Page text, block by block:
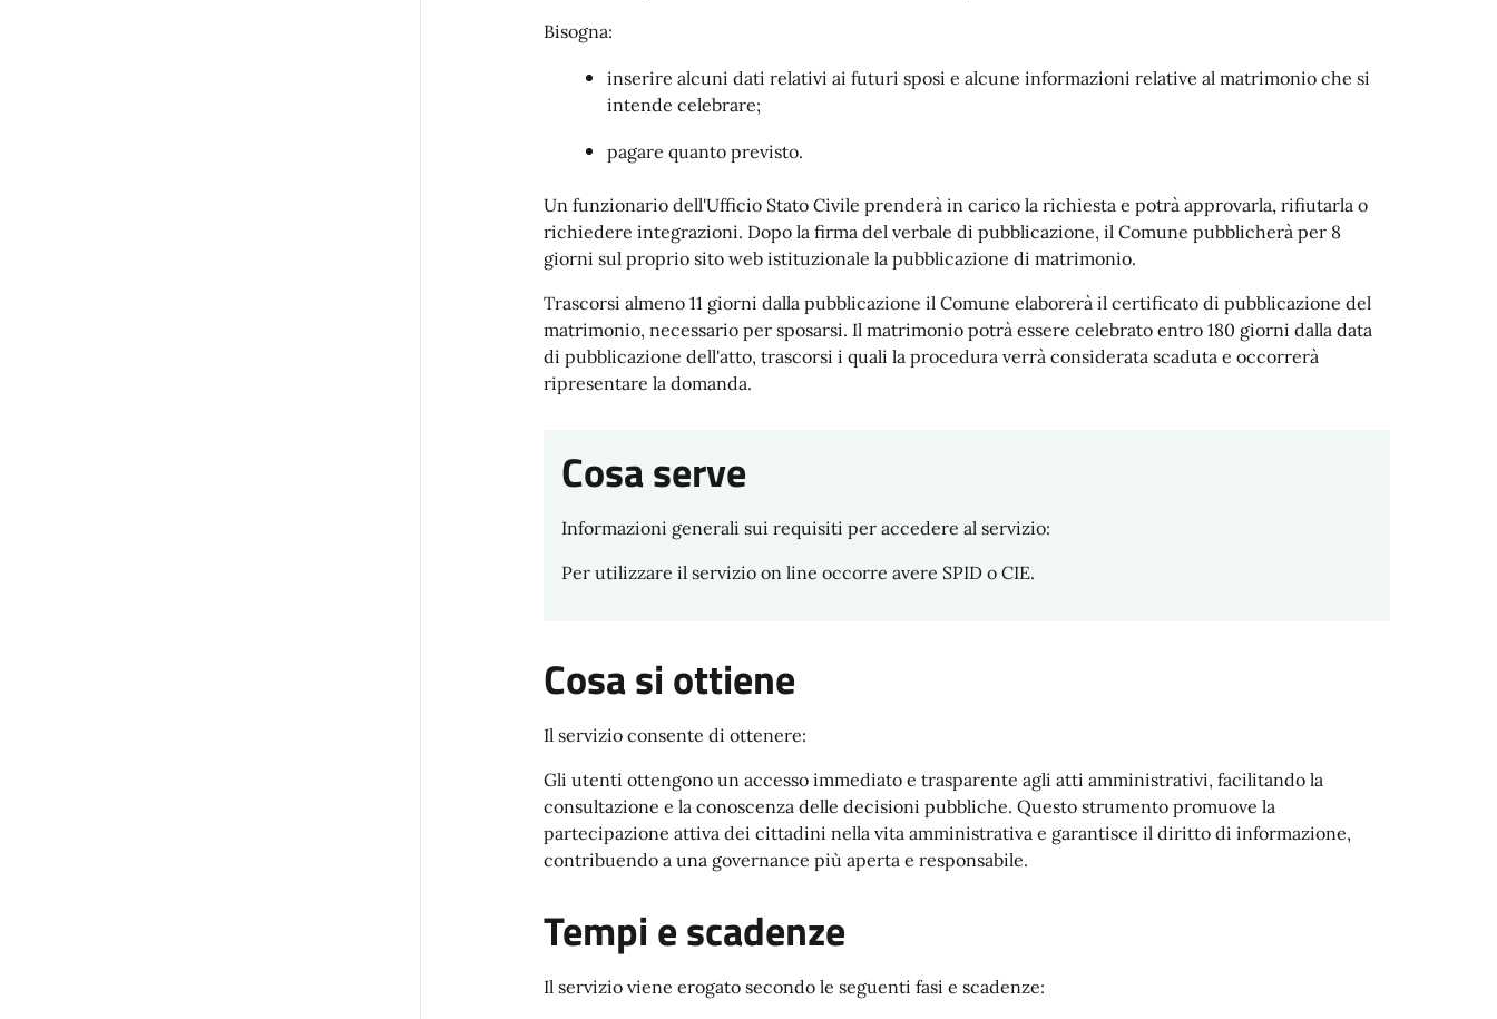
Bisogna:
inserire alcuni dati relativi ai futuri sposi e alcune informazioni relative al matrimonio che si
intende celebrare;
pagare quanto previsto.
Un funzionario dell'Ufficio Stato Civile prenderà in carico la richiesta e potrà approvarla, rifiutarla o
richiedere integrazioni. Dopo la firma del verbale di pubblicazione, il Comune pubblicherà per 8
giorni sul proprio sito web istituzionale la pubblicazione di matrimonio.
Trascorsi almeno 11 giorni dalla pubblicazione il Comune elaborerà il certificato di pubblicazione del
matrimonio, necessario per sposarsi. Il matrimonio potrà essere celebrato entro 180 giorni dalla data
di pubblicazione dell'atto, trascorsi i quali la procedura verrà considerata scaduta e occorrerà
ripresentare la domanda.
Cosa serve
Informazioni generali sui requisiti per accedere al servizio:
Per utilizzare il servizio on line occorre avere SPID o CIE.
Cosa si ottiene
Il servizio consente di ottenere:
Gli utenti ottengono un accesso immediato e trasparente agli atti amministrativi, facilitando la
consultazione e la conoscenza delle decisioni pubbliche. Questo strumento promuove la
partecipazione attiva dei cittadini nella vita amministrativa e garantisce il diritto di informazione,
contribuendo a una governance più aperta e responsabile.
Tempi e scadenze
Il servizio viene erogato secondo le seguenti fasi e scadenze: